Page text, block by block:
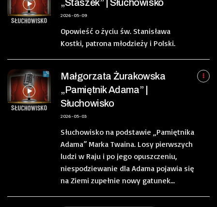
„Staszek” | Słuchowisko
2026-05-09
Opowieść o życiu św. Stanisława
Kostki, patrona młodzieży i Polski.
Małgorzata Żurakowska
„Pamiętnik Adama” |
Słuchowisko
2026-05-03
Słuchowisko na podstawie „Pamiętnika
Adama” Marka Twaina. Losy pierwszych
ludzi w Raju i po jego opuszczeniu,
niespodziewanie dla Adama pojawia się
na Ziemi zupełnie nowy gatunek...